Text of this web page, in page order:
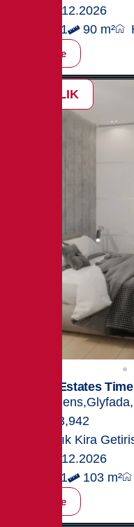
31.12.2026
2+1 90 m²
İncele
Elite Estates
553,942
Yıllık Kira
31.12.2026
SATILIK
2+1 103 m²
İncele